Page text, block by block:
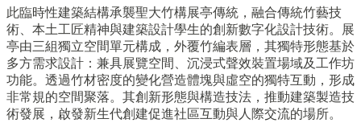
此臨時性建築結構承襲聖大竹構展亭傳統，融合傳統竹藝技
術、本土工匠精神與建築設計學生的創新數字化設計技術。展
亭由三組獨立空間單元構成，外覆竹編表層，其獨特形態基於
多方需求設計：兼具展覽空間、沉浸式聲效裝置場域及工作坊
功能。透過竹材密度的變化營造體塊與虛空的獨特互動，形成
非常規的空間聚落。其創新形態與構造技法，推動建築製造技
術發展，啟發新生代創建促進社區互動與人際交流的場所。